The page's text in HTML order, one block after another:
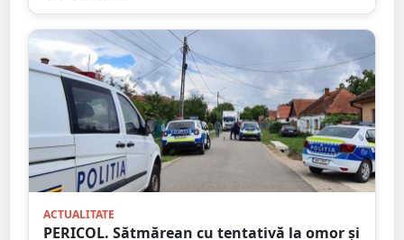
circulație
ACTUALITATE
PERICOL. Sătmărean cu tentativă la omor și